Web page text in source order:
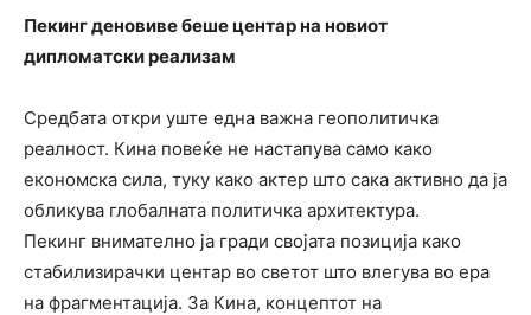
Пекинг деновиве беше центар на новиот
дипломатски реализам
Средбата откри уште една важна геополитичка
реалност. Кина повеќе не настапува само како
економска сила, туку како актер што сака активно да ја
обликува глобалната политичка архитектура.
Пекинг внимателно ја гради својата позиција како
стабилизирачки центар во светот што влегува во ера
на фрагментација. За Кина, концептот на